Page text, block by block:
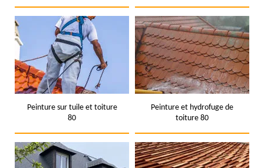
Peinture sur tuile et toiture
80
Peinture et hydrofuge de
toiture 80